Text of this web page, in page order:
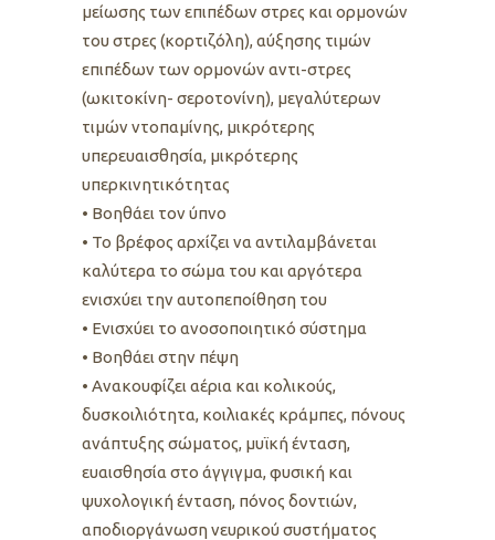
μείωσης των επιπέδων στρες και ορμονών
του στρες (κορτιζόλη), αύξησης τιμών
επιπέδων των ορμονών αντι-στρες
(ωκιτοκίνη- σεροτονίνη), μεγαλύτερων
τιμών ντοπαμίνης, μικρότερης
υπερευαισθησία, μικρότερης
υπερκινητικότητας
• Βοηθάει τον ύπνο
• Το βρέφος αρχίζει να αντιλαμβάνεται
καλύτερα το σώμα του και αργότερα
ενισχύει την αυτοπεποίθηση του
• Ενισχύει το ανοσοποιητικό σύστημα
• Βοηθάει στην πέψη
• Ανακουφίζει αέρια και κολικούς,
δυσκοιλιότητα, κοιλιακές κράμπες, πόνους
ανάπτυξης σώματος, μυϊκή ένταση,
ευαισθησία στο άγγιγμα, φυσική και
ψυχολογική ένταση, πόνος δοντιών,
αποδιοργάνωση νευρικού συστήματος